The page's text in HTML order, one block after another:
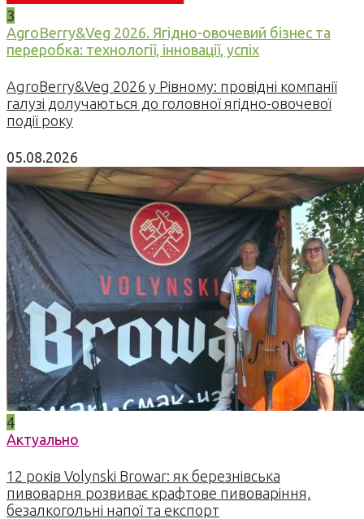
3
AgroBerry&Veg 2026. Ягідно-овочевий бізнес та
переробка: технології, інновації, успіх
AgroBerry&Veg 2026 у Рівному: провідні компанії
галузі долучаються до головної ягідно-овочевої
події року
05.08.2026
4
Актуально
12 років Volynski Browar: як березнівська
пивоварня розвиває крафтове пивоваріння,
безалкогольні напої та експорт